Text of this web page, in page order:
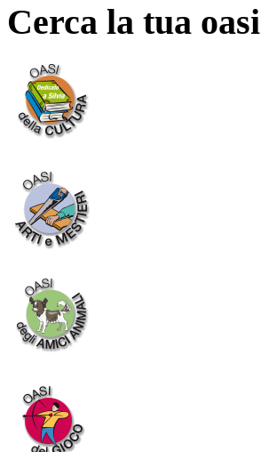
Cerca la tua oasi